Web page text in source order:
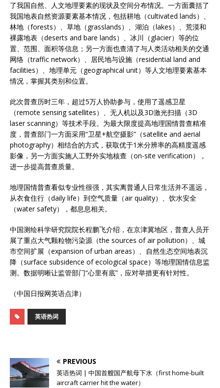
了我国自然、人文地理要素的现状及空间分布情况。一方面囊括了
我国地表自然资源要素基本情况，包括耕地（cultivated lands）、
林地（forests）、草地（grasslands）、湖泊（lakes）、荒漠和
裸露地表（deserts and bare lands）、冰川（glacier）等的位
置、范围、面积等信息；另一方面也查清了与人类活动相关的交通
网络（traffic network）、居民地与设施（residential land and
facilities）、地理单元（geographical unit）等人文地理要素基本
情况，掌握其类别和位置。
此次普查历时三年，超过5万人协助参与，使用了遥感卫星
（remote sensing satellites）、无人机以及3D激光扫描（3D
laser scanning）等技术手段。为最大限度提高地理国情普查精准
度，普查部门一方面采用“卫星+航空摄影”（satellite and aerial
photography）相结合的方式，获取优于1米分辨率的高精度遥感
影像，另一方面实施人工野外实地核查（on-site verification），
进一步提高普查质量。
地理国情普查看似专业性很强，其实离普通人日常生活并不遥远，
从衣食住行（daily life）到空气质量（air quality）、饮水安全
（water safety），都息息相关。
中国测绘科学研究院院长程鹏飞介绍，在京津冀地区，普查人员开
展了重点大气颗粒物污染源（the sources of air pollution）、城
市空间扩展（expansion of urban areas）、自然生态空间地表沉
降（surface subsidence of ecological space）等地理国情信息监
测。数据明晰让监管部门“心里有底”，应对举措更有针对性。
（中国日报网英语点津）
英语热词
PREVIOUS
英语热词 | 中国首艘国产航母下水（first home-built
aircraft carrier hit the water）